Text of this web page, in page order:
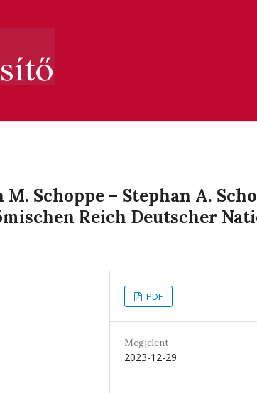
Schoppe – Stephan A.
Reich Deutscher
PDF
Megjelent
2023-12-29